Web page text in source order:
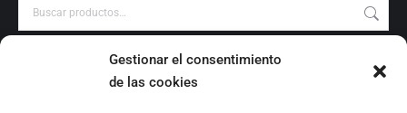
Gestionar el consentimiento
de las cookies
PRODUCT CATEGORIES